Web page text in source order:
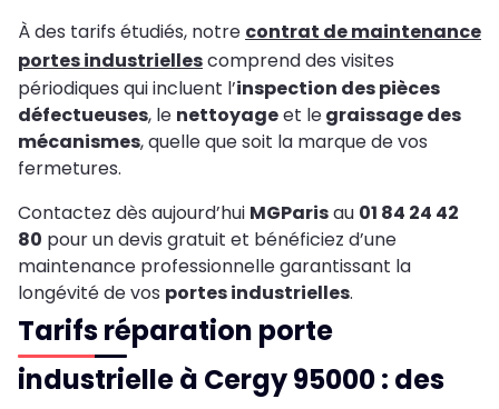
À des tarifs étudiés, notre contrat de maintenance
portes industriellescomprend des visites
périodiques qui incluent l’inspection des pièces
défectueuses, le nettoyageet legraissage des
mécanismes, quelle que soit la marque de vos
fermetures.
Contactez dès aujourd’hui MGParisau 01 84 24 42
80 pour un devis gratuit et bénéficiez d’une
maintenance professionnelle garantissant la
longévité de vos portes industrielles.
Tarifs réparation porte
industrielle à Cergy 95000 : des